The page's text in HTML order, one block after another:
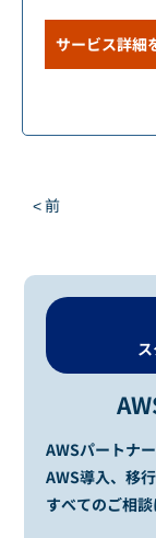
サービス詳細
< 前
AWSパートナ
AWS導入、移
すべてのご相